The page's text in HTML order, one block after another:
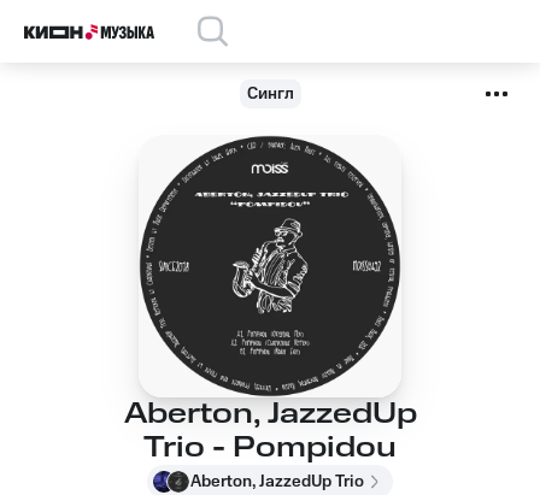
Сингл
Aberton, JazzedUp
Trio - Pompidou
Aberton, JazzedUp Trio